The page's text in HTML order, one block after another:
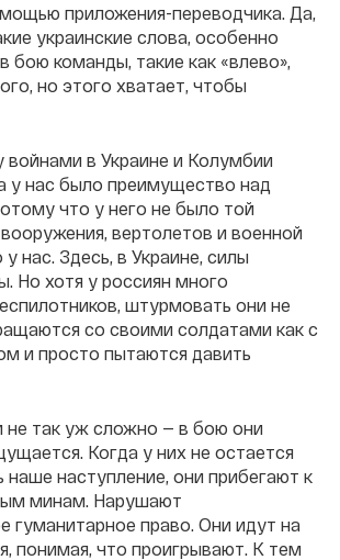
приложения-переводчика. Да,
украинские слова, особенно
команды, такие как «влево»,
но этого хватает, чтобы
в Украине и Колумбии
у нас было преимущество над
что у него не было той
вертолетов и военной
нас. Здесь, в Украине, силы
Но хотя у россиян много
штурмовать они не
со своими солдатами как с
и просто пытаются давить
не так уж сложно — в бою они
Когда у них не остается
наше наступление, они прибегают к
минам. Нарушают
гуманитарное право. Они идут на
понимая, что проигрывают. К тем